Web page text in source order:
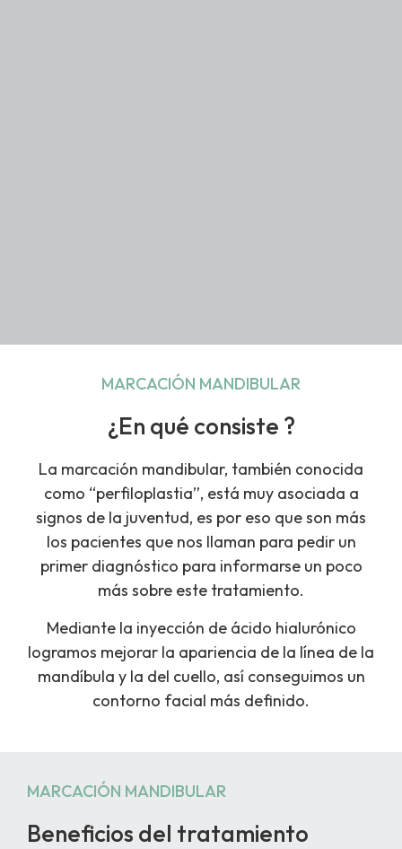
MARCACIÓN MANDIBULAR
¿En qué consiste ?
La marcación mandibular, también conocida
como “perfiloplastia”, está muy asociada a
signos de la juventud, es por eso que son más
los pacientes que nos llaman para pedir un
primer diagnóstico para informarse un poco
más sobre este tratamiento.
Mediante la inyección de ácido hialurónico
logramos mejorar la apariencia de la línea de la
mandíbula y la del cuello, así conseguimos un
contorno facial más definido.
MARCACIÓN MANDIBULAR
Beneficios del tratamiento